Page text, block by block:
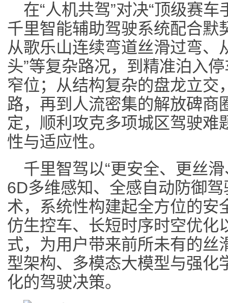
在“人机共驾”对决“顶级赛
千里智能辅助驾驶系统配合默
从歌乐山连续弯道丝滑过弯、
头”等复杂路况，到精准泊入
窄位；从结构复杂的盘龙立交
路，再到人流密集的解放碑商
定，顺利攻克多项城区驾驶难
性与适应性。
千里智驾以“更安全、更丝
6D多维感知、全感自动防御
术，系统性构建起全方位的安
仿生控车、长短时序时空优化
式，为用户带来前所未有的丝
型架构、多模态大模型与强化
化的驾驶决策。